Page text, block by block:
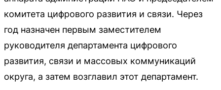
комитета цифрового развития и связи. Через
год назначен первым заместителем
руководителя департамента цифрового
развития, связи и массовых коммуникаций
округа, а затем возглавил этот департамент.